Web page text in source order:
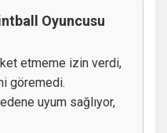
Oyuncusu
etmeme izin verdi,
göremedi.
uyum sağlıyor,